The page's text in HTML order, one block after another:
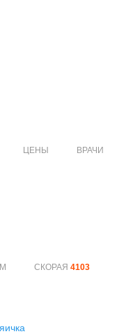
ЦЕНЫ ВРАЧИ
СКОРАЯ 4103